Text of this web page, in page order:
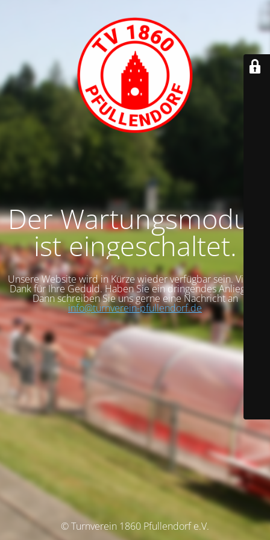
Der Wartungsmodus
ist eingeschaltet.
Unsere Website wird in Kürze wieder verfügbar sein. Vielen
Dank für Ihre Geduld. Haben Sie ein dringendes Anliegen?
Dann schreiben Sie uns gerne eine Nachricht an
info@turnverein-pfullendorf.de
© Turnverein 1860 Pfullendorf e.V.